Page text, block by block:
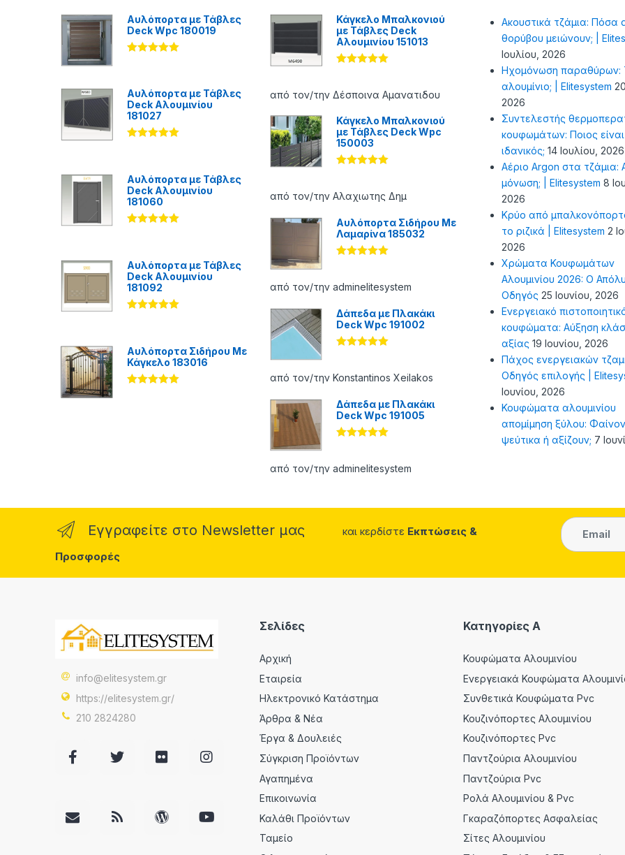
Αυλόπορτα με Τάβλες
Deck Wpc 180019
Αυλόπορτα με Τάβλες
Deck Αλουμινίου
181027
Αυλόπορτα με Τάβλες
Deck Αλουμινίου
181060
Αυλόπορτα με Τάβλες
Deck Αλουμινίου
181092
Αυλόπορτα Σιδήρου Με
Κάγκελο 183016
Κάγκελο Μπαλκονιού
με Τάβλες Deck
Αλουμινίου 151013
από 5
από τον/την Δέσποινα Αμανατιδου
Κάγκελο Μπαλκονιού
με Τάβλες Deck Wpc
150003
από 5
από τον/την Αλαχιωτης Δημ
Αυλόπορτα Σιδήρου Με
Λαμαρίνα 185032
από 5
από τον/την adminelitesystem
Δάπεδα με Πλακάκι
Deck Wpc 191002
από 5
από τον/την Konstantinos Xeilakos
Δάπεδα με Πλακάκι
Deck Wpc 191005
από 5
από τον/την adminelitesystem
Ακουστικά τζάμια: Πόσα
θορύβου μειώνουν; |
Ιουλίου, 2026
Ηχομόνωση παραθύρων:
αλουμίνιο; | Elitesystem
2026
Συντελεστής
κουφωμάτων: Ποιος
ιδανικός; 14 Ιουλίου, 2026
Αέριο Argon στα τζάμια:
μόνωση; | Elitesystem 8
2026
Κρύο από
το ριζικά | Elitesystem 2
2026
Χρώματα Κουφωμάτων
Αλουμινίου 2026: Ο
Οδηγός 25 Ιουνίου, 2026
Ενεργειακό
κουφώματα: Αύξηση
αξίας 19 Ιουνίου, 2026
Πάχος ενεργειακών
Οδηγός επιλογής |
Ιουνίου, 2026
Κουφώματα αλουμινίου
απομίμηση ξύλου:
ψεύτικα ή αξίζουν; 7
Εγγραφείτε στο Newsletter μας και κερδίστε Εκπτώσεις &
Προσφορές
info@elitesystem.gr
https://elitesystem.gr/
210 2824280
Σελίδες
Αρχική
Εταιρεία
Ηλεκτρονικό Κατάστημα
Άρθρα & Νέα
Έργα & Δουλειές
Σύγκριση Προϊόντων
Αγαπημένα
Επικοινωνία
Καλάθι Προϊόντων
Ταμείο
Κατηγορίες A
Κουφώματα Αλουμινίου
Ενεργειακά Κουφώματα
Συνθετικά Κουφώματα Pvc
Κουζινόπορτες Αλουμινίου
Κουζινόπορτες Pvc
Παντζούρια Αλουμινίου
Παντζούρια Pvc
Ρολά Αλουμινίου & Pvc
Γκαραζόπορτες Ασφαλείας
Σίτες Αλουμινίου